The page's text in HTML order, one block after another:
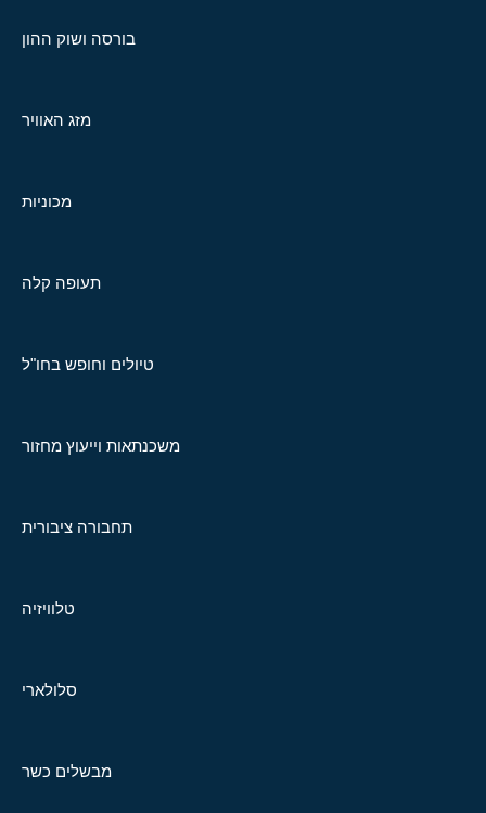
בורסה ושוק ההון
מזג האוויר
מכוניות
תעופה קלה
טיולים וחופש בחו"ל
משכנתאות וייעוץ מחזור
תחבורה ציבורית
טלוויזיה
סלולארי
מבשלים כשר